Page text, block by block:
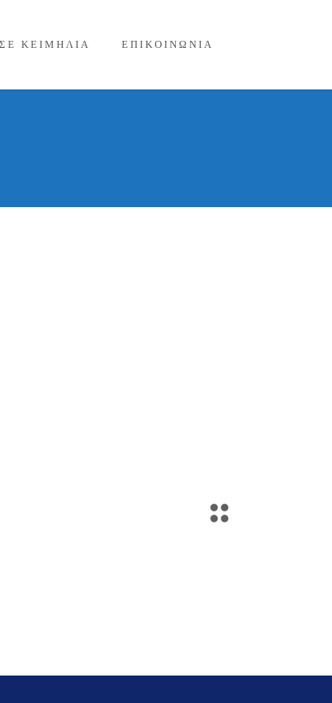
ΚΕΙΜΗΛΙΑ ΕΠΙΚΟΙΝΩΝΙΑ